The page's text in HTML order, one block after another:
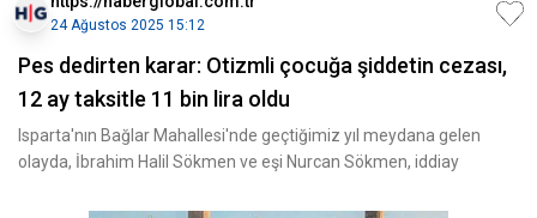
24 Ağustos 2025 15:12
Pes dedirten karar: Otizmli çocuğa şiddetin cezası,
12 ay taksitle 11 bin lira oldu
Isparta'nın Bağlar Mahallesi'nde geçtiğimiz yıl meydana gelen
olayda, İbrahim Halil Sökmen ve eşi Nurcan Sökmen, iddiay